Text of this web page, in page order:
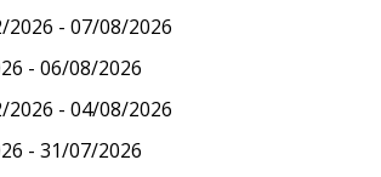
2026 - 07/08/2026
- 06/08/2026
2026 - 04/08/2026
- 31/07/2026